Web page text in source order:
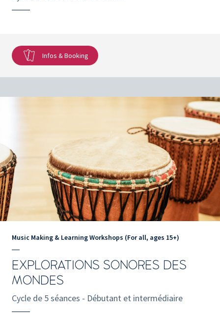
Infos & Booking
Music Making & Learning Workshops (For all, ages 15+)
EXPLORATIONS SONORES DES
MONDES
Cycle de 5 séances - Débutant et intermédiaire